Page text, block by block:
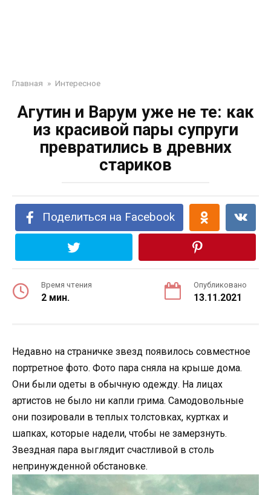
Главная » Интересное
Агутин и Варум уже не те: как
из красивой пары супруги
превратились в древних
стариков
Поделиться на Facebook
Время чтения
2 мин.
Опубликовано
13.11.2021
Недавно на страничке звезд появилось совместное
портретное фото. Фото пара сняла на крыше дома.
Они были одеты в обычную одежду. На лицах
артистов не было ни капли грима. Самодовольные
они позировали в теплых толстовках, куртках и
шапках, которые надели, чтобы не замерзнуть.
Звездная пара выглядит счастливой в столь
непринужденной обстановке.